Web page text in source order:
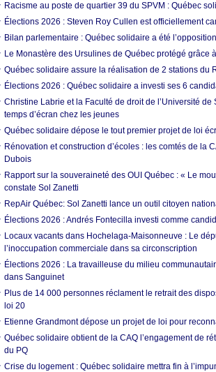
Racisme au poste de quartier 39 du SPVM : Québec
Élections 2026 : Steven Roy Cullen est officiellement
Bilan parlementaire : Québec solidaire a été
Le Monastère des Ursulines de Québec protégé
Québec solidaire assure la réalisation de 2 stations du
Élections 2026 : Québec solidaire a investi ses 6
Christine Labrie et la Faculté de droit de l’Université
temps d’écran chez les jeunes
Québec solidaire dépose le tout premier projet de loi
Rénovation et construction d’écoles : les comtés de la
Dubois
Rapport sur la souveraineté des OUI Québec : « Le
constate Sol Zanetti
RepAir Québec: Sol Zanetti lance un outil citoyen
Élections 2026 : Andrés Fontecilla investi comme
Locaux vacants dans Hochelaga-Maisonneuve : Le
l’inoccupation commerciale dans sa circonscription
Élections 2026 : La travailleuse du milieu
dans Sanguinet
Plus de 14 000 personnes réclament le retrait des
loi 20
Etienne Grandmont dépose un projet de loi pour
Québec solidaire obtient de la CAQ l’engagement de
du PQ
Crise du logement : Québec solidaire mettra fin à